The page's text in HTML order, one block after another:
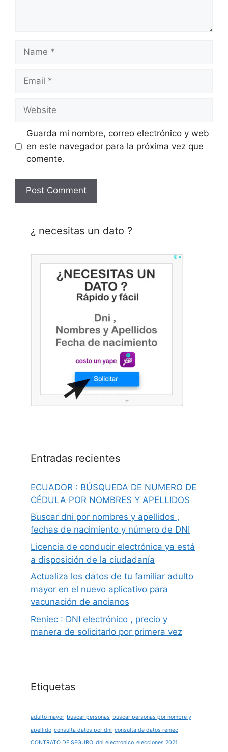
Name
Email
Website
Guarda mi nombre, correo electrónico y web
en este navegador para la próxima vez que
comente.
¿ necesitas un dato ?
Entradas recientes
ECUADOR : BÚSQUEDA DE NUMERO DE
CÉDULA POR NOMBRES Y APELLIDOS
Buscar dni por nombres y apellidos ,
fechas de nacimiento y número de DNI
Licencia de conducir electrónica ya está
a disposición de la ciudadanía
Actualiza los datos de tu familiar adulto
mayor en el nuevo aplicativo para
vacunación de ancianos
Reniec : DNI electrónico , precio y
manera de solicitarlo por primera vez
Etiquetas
adulto mayor buscar personas buscar personas por nombre y
apellido consulta datos por dni consulta de datos reniec
CONTRATO DE SEGURO dni electronico elecciones 2021